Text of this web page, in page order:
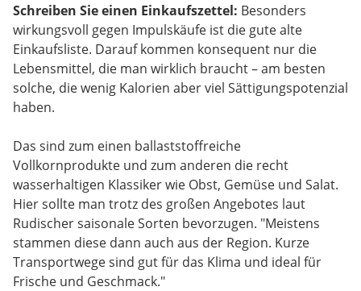
Schreiben Sie einen Einkaufszettel: Besonders
wirkungsvoll gegen Impulskäufe ist die gute alte
Einkaufsliste. Darauf kommen konsequent nur die
Lebensmittel, die man wirklich braucht – am besten
solche, die wenig Kalorien aber viel Sättigungspotenzial
haben.
Das sind zum einen ballaststoffreiche
Vollkornprodukte und zum anderen die recht
wasserhaltigen Klassiker wie Obst, Gemüse und Salat.
Hier sollte man trotz des großen Angebotes laut
Rudischer saisonale Sorten bevorzugen. "Meistens
stammen diese dann auch aus der Region. Kurze
Transportwege sind gut für das Klima und ideal für
Frische und Geschmack."